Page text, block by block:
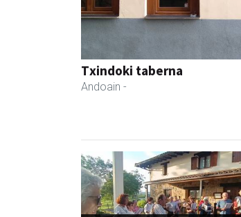
Txindoki taberna
Andoain -